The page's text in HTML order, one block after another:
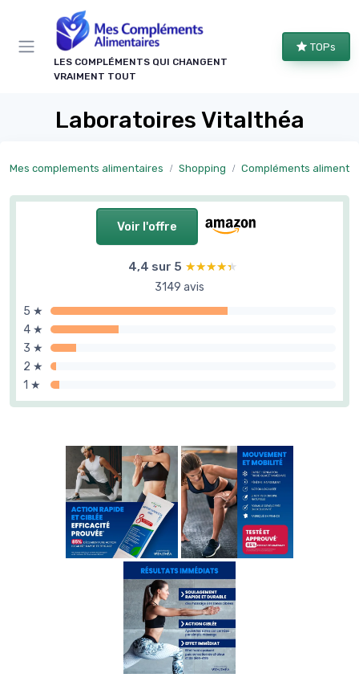
LES COMPLÉMENTS QUI CHANGENT
VRAIMENT TOUT
TOPs
Laboratoires Vitalthéa
Mes complements alimentaires Shopping Compléments alimentaires articulations et
Voir l'offre
4,4 sur 5 ★★★★★
★★★★★
3149 avis
5 ★
4 ★
3 ★
2 ★
1 ★
Panneau de gestion des cookies